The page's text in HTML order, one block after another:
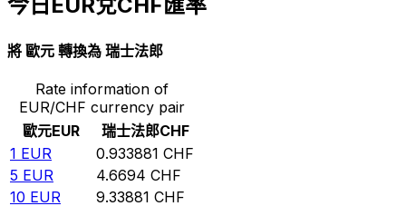
將 歐元 轉換為 瑞士法郎
Rate information of
EUR/CHF currency pair
歐元EUR 瑞士法郎CHF
1 EUR 0.933881 CHF
5 EUR 4.6694 CHF
10 EUR 9.33881 CHF